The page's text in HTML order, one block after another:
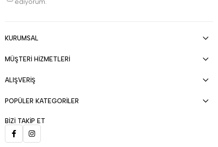
ediyorum.
KURUMSAL
MÜŞTERİ HİZMETLERİ
ALIŞVERİŞ
POPÜLER KATEGORİLER
BİZİ TAKİP ET